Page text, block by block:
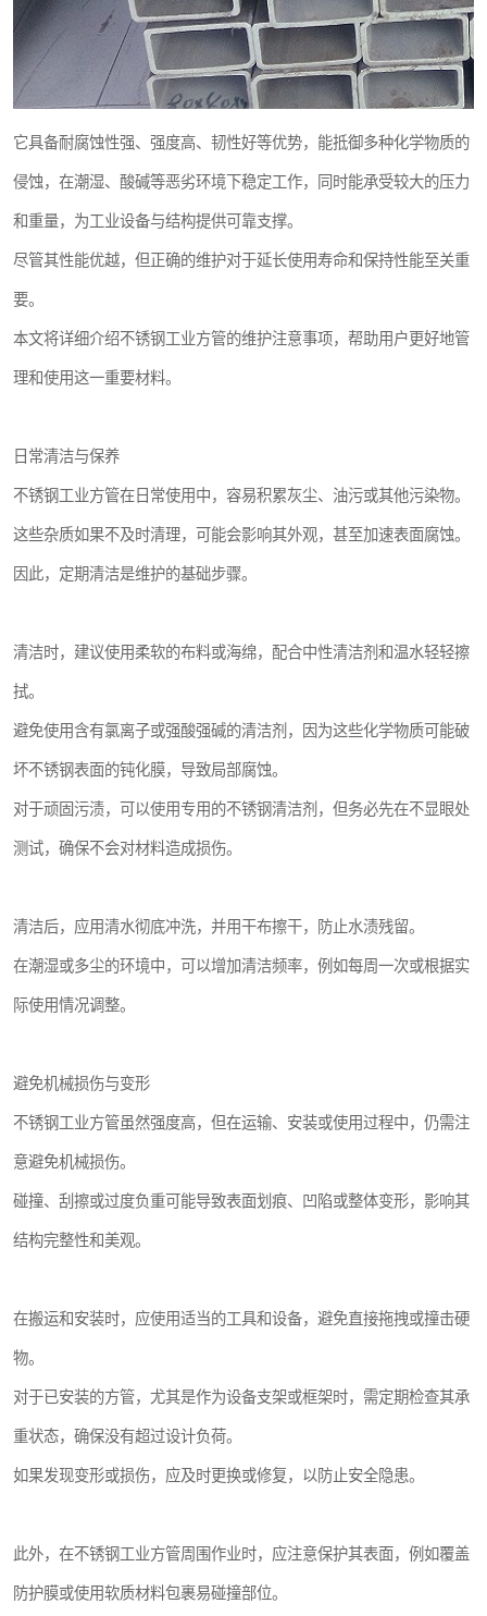
它具备耐腐蚀性强、强度高、韧性好等优势，能抵御多种化学物质的
侵蚀，在潮湿、酸碱等恶劣环境下稳定工作，同时能承受较大的压力
和重量，为工业设备与结构提供可靠支撑。
尽管其性能优越，但正确的维护对于延长使用寿命和保持性能至关重
要。
本文将详细介绍不锈钢工业方管的维护注意事项，帮助用户更好地管
理和使用这一重要材料。
日常清洁与保养
不锈钢工业方管在日常使用中，容易积累灰尘、油污或其他污染物。
这些杂质如果不及时清理，可能会影响其外观，甚至加速表面腐蚀。
因此，定期清洁是维护的基础步骤。
清洁时，建议使用柔软的布料或海绵，配合中性清洁剂和温水轻轻擦
拭。
避免使用含有氯离子或强酸强碱的清洁剂，因为这些化学物质可能破
坏不锈钢表面的钝化膜，导致局部腐蚀。
对于顽固污渍，可以使用专用的不锈钢清洁剂，但务必先在不显眼处
测试，确保不会对材料造成损伤。
清洁后，应用清水彻底冲洗，并用干布擦干，防止水渍残留。
在潮湿或多尘的环境中，可以增加清洁频率，例如每周一次或根据实
际使用情况调整。
避免机械损伤与变形
不锈钢工业方管虽然强度高，但在运输、安装或使用过程中，仍需注
意避免机械损伤。
碰撞、刮擦或过度负重可能导致表面划痕、凹陷或整体变形，影响其
结构完整性和美观。
在搬运和安装时，应使用适当的工具和设备，避免直接拖拽或撞击硬
物。
对于已安装的方管，尤其是作为设备支架或框架时，需定期检查其承
重状态，确保没有超过设计负荷。
如果发现变形或损伤，应及时更换或修复，以防止安全隐患。
此外，在不锈钢工业方管周围作业时，应注意保护其表面，例如覆盖
防护膜或使用软质材料包裹易碰撞部位。